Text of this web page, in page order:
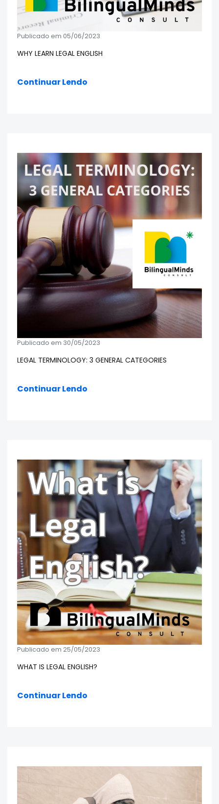
Publicado em 05/06/2023
WHY LEARN LEGAL ENGLISH
Continuar Lendo
Publicado em 30/05/2023
LEGAL TERMINOLOGY: 3 GENERAL CATEGORIES
Continuar Lendo
Publicado em 25/05/2023
WHAT IS LEGAL ENGLISH?
Continuar Lendo